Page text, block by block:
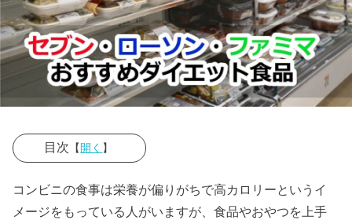
目次 【開く 】
› コンビニダイ
エットのメリ
コンビニの食事は栄養が偏りがちで高カロリーというイ
メージをもっている人がいますが、食品やおやつを上手